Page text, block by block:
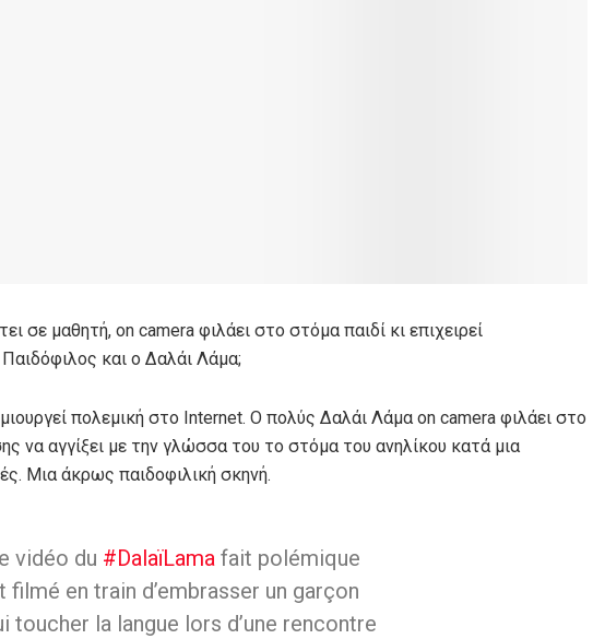
σε μαθητή, on camera φιλάει στο στόμα παιδί κι επιχειρεί
και ο Δαλάι Λάμα;
πολεμική στο Internet. Ο πολύς Δαλάι Λάμα on camera φιλάει στο
να αγγίξει με την γλώσσα του το στόμα του ανηλίκου κατά μια
Mια άκρως παιδοφιλική σκηνή.
vidéo du #DalaïLama fait polémique
filmé en train d’embrasser un garçon
toucher la langue lors d’une rencontre